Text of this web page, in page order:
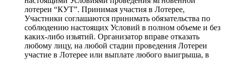
лотереи “КУТ”. Принимая участия в Лотерее,
Участники соглашаются принимать обязательства по
соблюдению настоящих Условий в полном объеме и без
каких-либо изьятий. Организатор вправе отказать
любому лицу, на любой стадии проведения Лотереи
участие в Лотерее или выплате любого выигрыша, в